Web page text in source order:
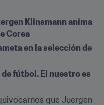
Klinsmann anima
Corea
en la selección de
fútbol. El nuestro es
que Juergen